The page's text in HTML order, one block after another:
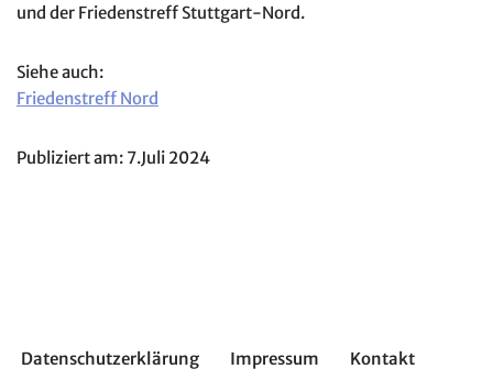
und der Friedenstreff Stuttgart-Nord.
Siehe auch:
Friedenstreff Nord
Publiziert am: 7.Juli 2024
Datenschutzerklärung Impressum Kontakt